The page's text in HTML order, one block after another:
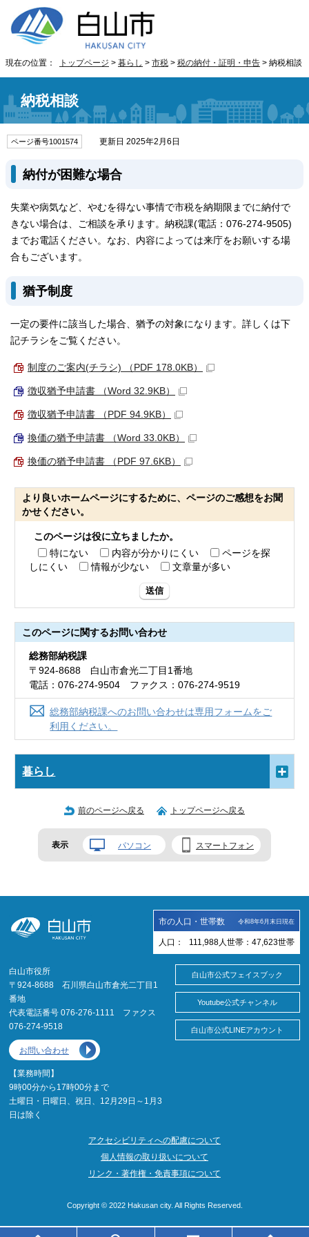
現在の位置： トップページ > 暮らし > 市税 > 税の納付・証明・申告 > 納税相談
納税相談
ページ番号1001574 更新日 2025年2月6日
納付が困難な場合
失業や病気など、やむを得ない事情で市税を納期限までに納付で
きない場合は、ご相談を承ります。納税課(電話：076-274-9505)
までお電話ください。なお、内容によっては来庁をお願いする場
合もございます。
猶予制度
一定の要件に該当した場合、猶予の対象になります。詳しくは下
記チラシをご覧ください。
制度のご案内(チラシ) （PDF 178.0KB）
徴収猶予申請書 （Word 32.9KB）
徴収猶予申請書 （PDF 94.9KB）
換価の猶予申請書 （Word 33.0KB）
換価の猶予申請書 （PDF 97.6KB）
より良いホームページにするために、ページのご感想をお聞
かせください。
このページは役に立ちましたか。
特にない
内容が分かりにくい
ページを探
しにくい
情報が少ない 文章量が多い
送信
このページに関するお問い合わせ
総務部納税課
〒924-8688 白山市倉光二丁目1番地
電話：076-274-9504 ファクス：076-274-9519
総務部納税課へのお問い合わせは専用フォームをご
利用ください。
暮らし
前のページへ戻る トップページへ戻る
表示 パソコン スマートフォン
市の人口・世帯数 令和8年6月末日現在
人口： 111,988 人 世帯： 47,623世帯
白山市役所
〒924-8688 石川県白山市倉光二丁目1
番地
代表電話番号 076-276-1111 ファクス
076-274-9518
お問い合わせ
【業務時間】
9時00分から17時00分まで
土曜日・日曜日、祝日、12月29日～1月3
日は除く
白山市公式フェイスブック
Youtube公式チャンネル
白山市公式LINEアカウント
アクセシビリティへの配慮について
個人情報の取り扱いについて
リンク・著作権・免責事項について
Copyright © 2022 Hakusan city. All Rights Reserved.